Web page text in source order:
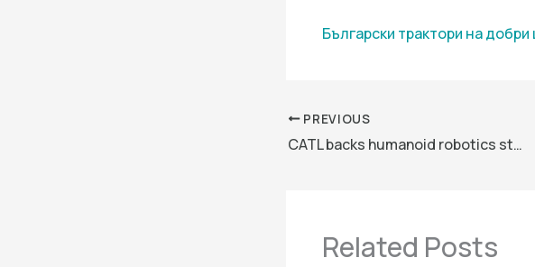
Български трактори на
PREVIOUS
CATL backs humanoid robotics startup Galbot in $153 million funding · TechNode
Related Posts